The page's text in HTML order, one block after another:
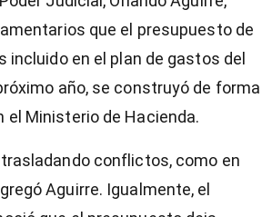
que el presupuesto de
incluido en el plan de gastos del
año, se construyó de forma
el Ministerio de Hacienda.
conflictos, como en
Aguirre. Igualmente, el